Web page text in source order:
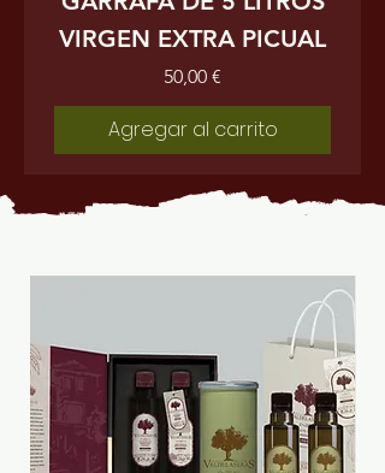
VIRGEN EXTRA PICUAL
Precio
50,00 €
Agregar al carrito